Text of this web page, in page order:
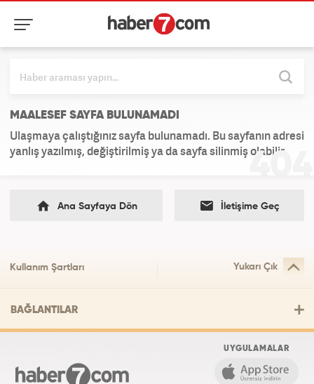
MAALESEF SAYFA BULUNAMADI
Ulaşmaya çalıştığınız sayfa bulunamadı. Bu sayfanın adresi
yanlış yazılmış, değiştirilmiş ya da sayfa silinmiş olabilir.
Ana Sayfaya Dön İletişime Geç
Kullanım Şartları Yukarı Çık
BAĞLANTILAR
UYGULAMALAR